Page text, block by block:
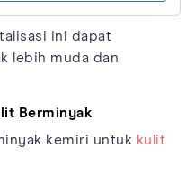
ini dapat
lebih muda dan
Berminyak
kemiri untuk kulit